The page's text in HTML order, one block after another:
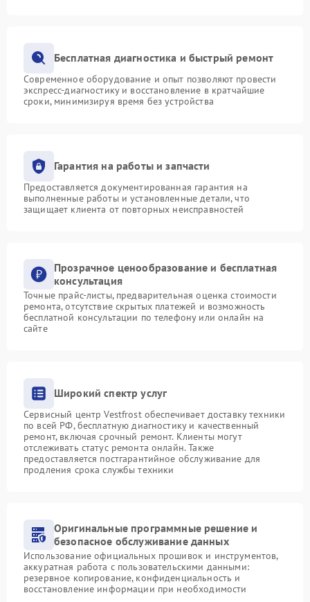
Бесплатная диагностика и быстрый ремонт
Современное оборудование и опыт позволяют провести
экспресс-диагностику и восстановление в кратчайшие
сроки, минимизируя время без устройства
Гарантия на работы и запчасти
Предоставляется документированная гарантия на
выполненные работы и установленные детали, что
защищает клиента от повторных неисправностей
Прозрачное ценообразование и бесплатная
консультация
Точные прайс-листы, предварительная оценка стоимости
ремонта, отсутствие скрытых платежей и возможность
бесплатной консультации по телефону или онлайн на
сайте
Широкий спектр услуг
Сервисный центр Vestfrost обеспечивает доставку техники
по всей РФ, бесплатную диагностику и качественный
ремонт, включая срочный ремонт. Клиенты могут
отслеживать статус ремонта онлайн. Также
предоставляется постгарантийное обслуживание для
продления срока службы техники
Оригинальные программные решение и
безопасное обслуживание данных
Использование официальных прошивок и инструментов,
аккуратная работа с пользовательскими данными:
резервное копирование, конфиденциальность и
восстановление информации при необходимости